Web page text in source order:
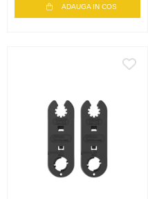
ADAUGA IN COS